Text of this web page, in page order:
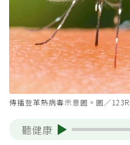
傳播登革熱病毒示意圖。圖／
聽健康